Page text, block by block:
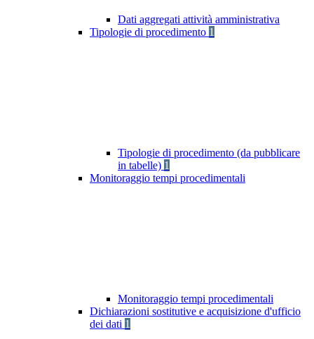
Dati aggregati attività amministrativa
Tipologie di procedimento 1
Tipologie di procedimento (da pubblicare
in tabelle) 1
Monitoraggio tempi procedimentali
Monitoraggio tempi procedimentali
Dichiarazioni sostitutive e acquisizione d'ufficio
dei dati 1